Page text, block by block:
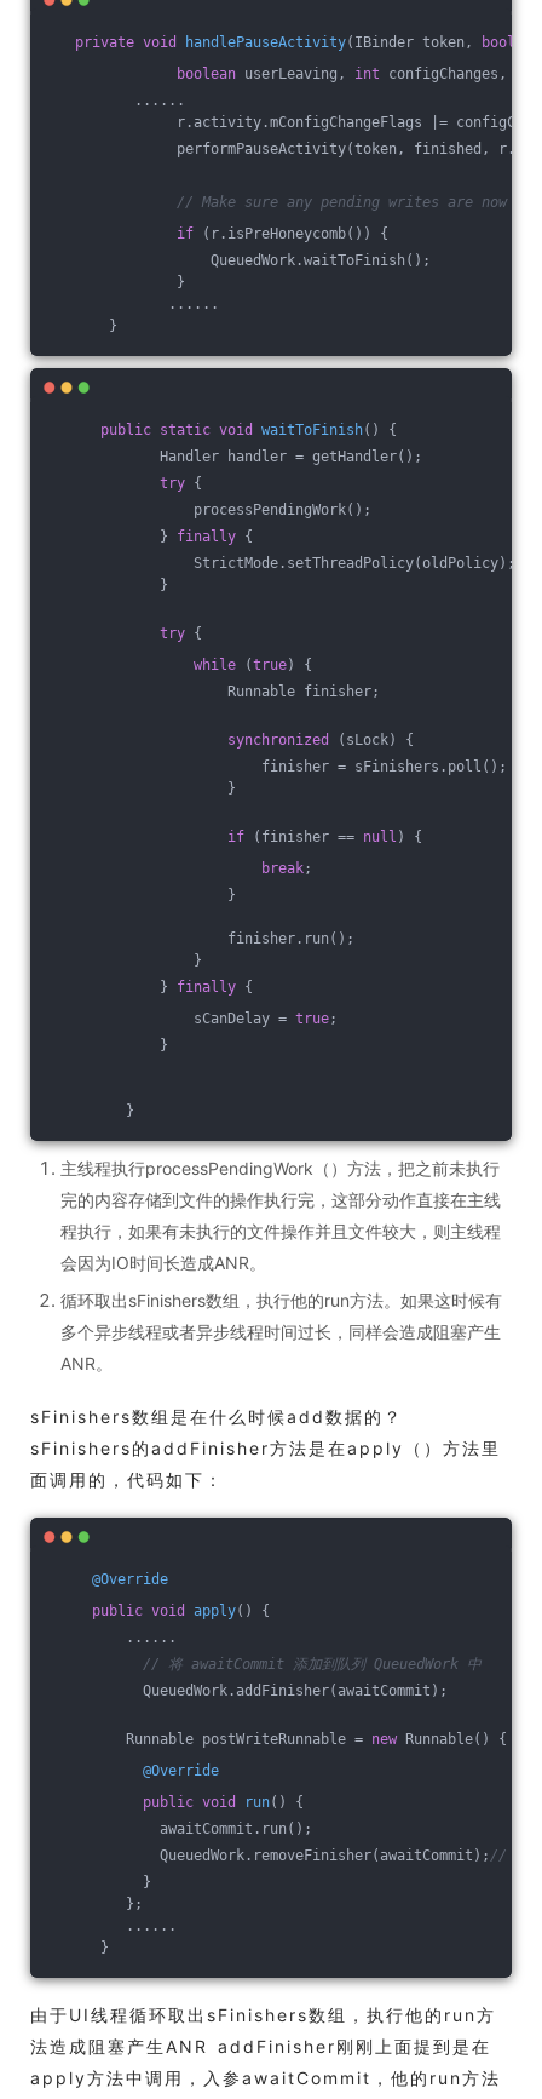
private void handlePauseActivity(IBinder token, boolean
boolean userLeaving, int configChanges,
......
r.activity.mConfigChangeFlags |=
performPauseActivity(token, finished,
// Make sure any pending writes are now
if (r.isPreHoneycomb()) {
QueuedWork.waitToFinish();
}
......
}
public static void waitToFinish()
{
Handler handler = getHandler();
try {
processPendingWork();
} finally {
StrictMode.setThreadPolicy(oldPolicy);
}
try {
while (true) {
Runnable finisher;
synchronized
(sLock) {
finisher = sFinishers.poll();
}
if (finisher == null ) {
break;
}
finisher.run();
}
} finally {
sCanDelay = true;
}
}
主线程执行processPendingWork（）方法，把之前未执行
完的内容存储到文件的操作执行完，这部分动作直接在主线
程执行，如果有未执行的文件操作并且文件较大，则主线程
会因为IO时间长造成ANR。
循环取出sFinishers数组，执行他的run方法。如果这时候有
多个异步线程或者异步线程时间过长，同样会造成阻塞产生
ANR。
sFinishers数组是在什么时候add数据的？
sFinishers的addFinisher方法是在apply（）方法里
面调用的，代码如下：
@Override
public void apply()
{
......
// 将 awaitCommit 添加到队列 QueuedWork 中
QueuedWork.addFinisher(awaitCommit);
Runnable postWriteRunnable = new Runnable() {
@Override
public void run()
{
awaitCommit.run();
QueuedWork.removeFinisher(awaitCommit); // 将
}
};
......
}
由于UI线程循环取出sFinishers数组，执行他的run方
法造成阻塞产生ANR addFinisher刚刚上面提到是在
apply方法中调用，入参awaitCommit，他的run方法